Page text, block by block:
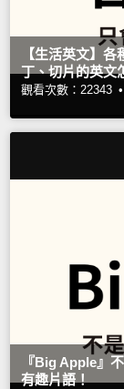
【生活英文】
丁、切片的英文
觀看次數：22343 •
『Big Apple』
有趣片語！